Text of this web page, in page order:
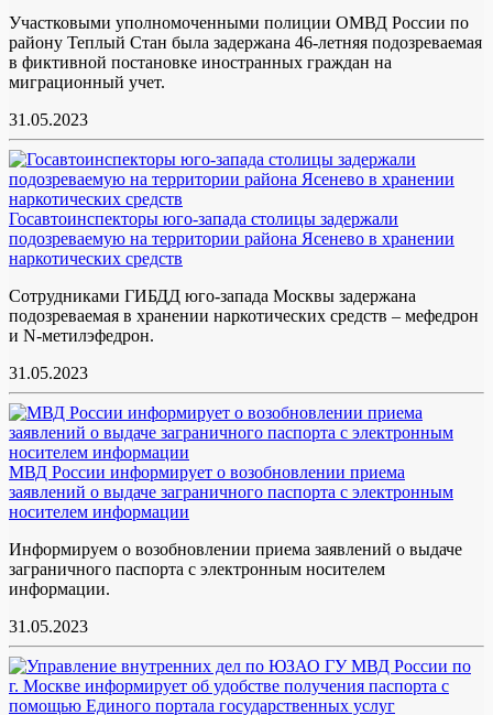
Участковыми уполномоченными полиции ОМВД России по
району Теплый Стан была задержана 46-летняя подозреваемая
в фиктивной постановке иностранных граждан на
миграционный учет.
31.05.2023
Госавтоинспекторы юго-запада столицы задержали
подозреваемую на территории района Ясенево в хранении
наркотических средств
Сотрудниками ГИБДД юго-запада Москвы задержана
подозреваемая в хранении наркотических средств – мефедрон
и N-метилэфедрон.
31.05.2023
МВД России информирует о возобновлении приема
заявлений о выдаче заграничного паспорта с электронным
носителем информации
Информируем о возобновлении приема заявлений о выдаче
заграничного паспорта с электронным носителем
информации.
31.05.2023